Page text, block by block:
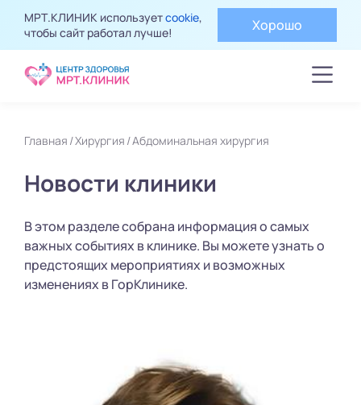
МРТ.КЛИНИК используетcookie,
чтобы сайт работал лучше!
Хорошо
Главная Хирургия Абдоминальная хирургия
Новости клиники
В этом разделе собрана информация о самых
важных событиях в клинике. Вы можете узнать о
предстоящих мероприятиях и возможных
изменениях в ГорКлинике.